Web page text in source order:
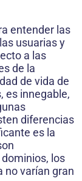
entender las
usuarias y
a las
de la
de vida de
es innegable,
diferencias
es la
los
no varían gran